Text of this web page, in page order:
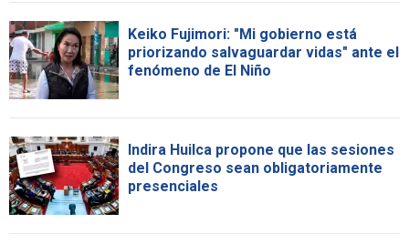
Keiko Fujimori: "Mi gobierno está
priorizando salvaguardar vidas" ante el
fenómeno de El Niño
Indira Huilca propone que las sesiones
del Congreso sean obligatoriamente
presenciales